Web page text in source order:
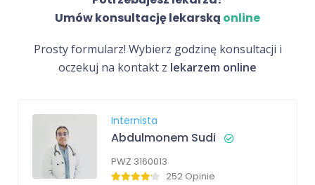
Umów konsultację lekarską online
Prosty formularz! Wybierz godzinę konsultacji i
oczekuj na kontakt z lekarzem online
Internista
Abdulmonem Sudi
PWZ 3160013
252 Opinie